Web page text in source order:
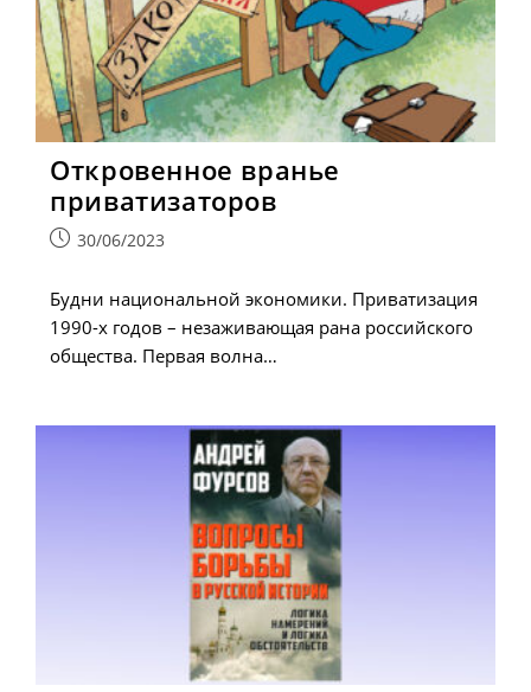
Откровенное вранье
приватизаторов
Запись30/06/2023
Будни национальной экономики. Приватизация
1990-х годов – незаживающая рана российского
общества. Первая волна…